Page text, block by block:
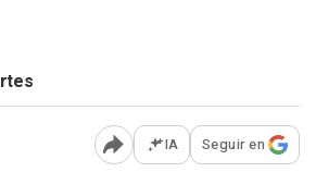
Abrir opciones para
IA Seguir en